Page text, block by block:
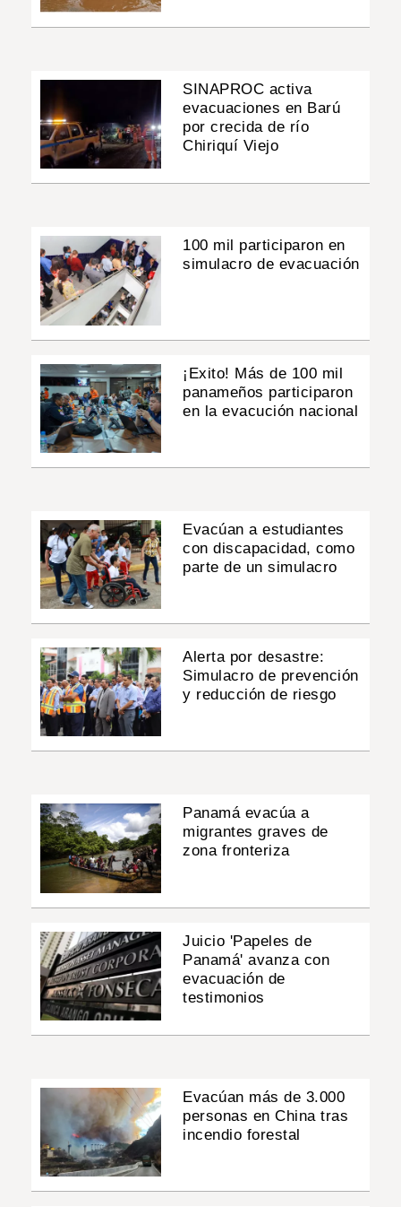
SINAPROC activa
evacuaciones en Barú
por crecida de río
Chiriquí Viejo
100 mil participaron en
simulacro de evacuación
¡Exito! Más de 100 mil
panameños participaron
en la evacución nacional
Evacúan a estudiantes
con discapacidad, como
parte de un simulacro
Alerta por desastre:
Simulacro de prevención
y reducción de riesgo
Panamá evacúa a
migrantes graves de
zona fronteriza
Juicio 'Papeles de
Panamá' avanza con
evacuación de
testimonios
Evacúan más de 3.000
personas en China tras
incendio forestal